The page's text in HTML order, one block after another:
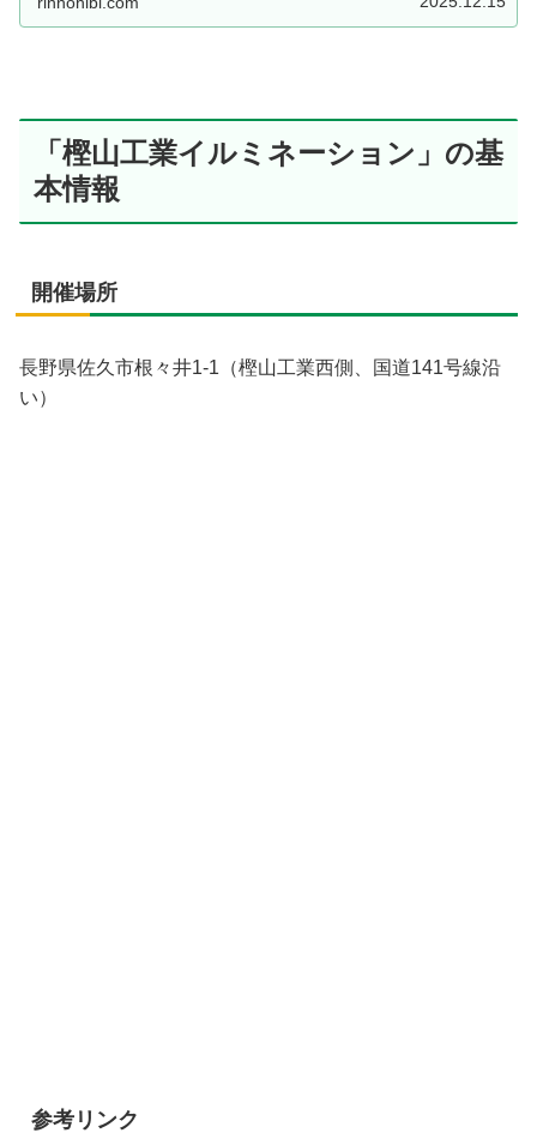
「樫山工業イルミネーション」の基
本情報
開催場所
長野県佐久市根々井1-1（樫山工業西側、国道141号線沿
い）
参考リンク